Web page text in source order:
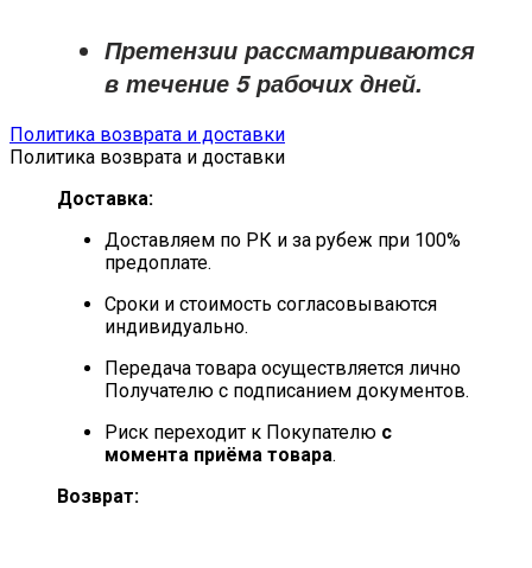
Претензии рассматриваются
в течение 5 рабочих дней.
Политика возврата и доставки
Политика возврата и доставки
Доставка:
Доставляем по РК и за рубеж при 100%
предоплате.
Сроки и стоимость согласовываются
индивидуально.
Передача товара осуществляется лично
Получателю с подписанием документов.
Риск переходит к Покупателю с
момента приёма товара.
Возврат: